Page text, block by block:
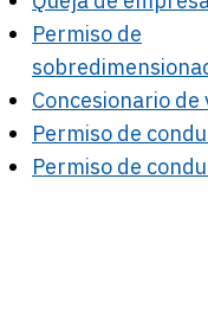
Permiso de
Concesionario
Permiso de
Permiso de